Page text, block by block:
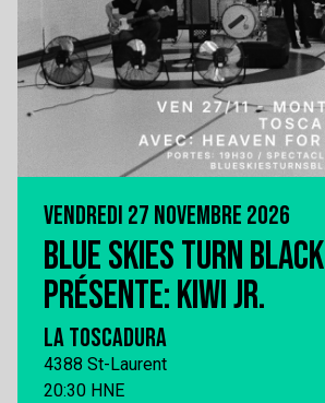
VENDREDI 27 NOVEMBRE 2026
BLUE SKIES TURN BLACK
PRÉSENTE: KIWI JR.
LA TOSCADURA
4388 St-Laurent
20:30 HNE